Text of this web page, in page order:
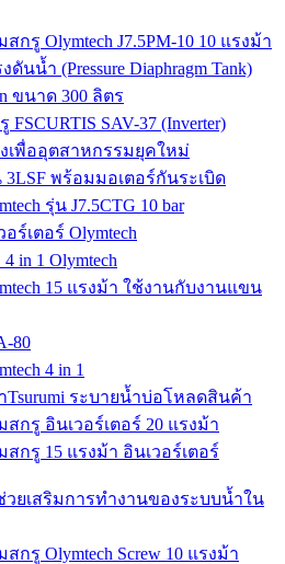
กรู Olymtech J7.5PM-10 10 แรงม้า
นน้ำ (Pressure Diaphragm Tank)
ขนาด 300 ลิตร
SAV-37 (Inverter)
เพื่ออุตสาหกรรมยุคใหม่
3LSF พร้อมมอเตอร์กันระเบิด
รุ่น J7.5CTG 10 bar
ร์เตอร์ Olymtech
in 1 Olymtech
15 แรงม้า ใช้งานกับงานแขน
80
4 in 1
ระบายน้ำบ่อโหลดสินค้า
กรู อินเวอร์เตอร์ 20 แรงม้า
กรู 15 แรงม้า อินเวอร์เตอร์
ยเสริมการทำงานของระบบน้ำใน
กรู Olymtech Screw 10 แรงม้า